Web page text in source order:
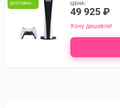
ДОСТАВКА
ЦЕНА:
49 925 ₽
Хочу дешевле!